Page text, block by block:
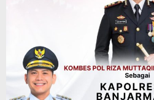
Green Action di Desa
Banjar, Ratusan
2 Ton Sampah